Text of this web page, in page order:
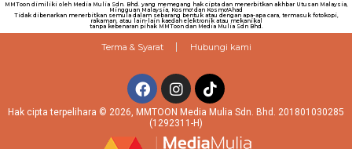
MMToon dimiliki oleh Media Mulia Sdn. Bhd. yang memegang hak cipta dan menerbitkan akhbar Utusan Malaysia,
Mingguan Malaysia, Kosmo! dan Kosmo!Ahad
Tidak dibenarkan menerbitkan semula dalam sebarang bentuk atau dengan apa-apa cara, termasuk fotokopi,
rakaman, atau lain-lain kaedah elektronik atau mekanikal
tanpa kebenaran pihak MMToon dan Media Mulia Sdn Bhd.
Terma & Syarat Hubungi kami
Hak cipta terpelihara © 2026, MMTOON Media Mulia Sdn. Bhd. 201801030285
(1292311-H)